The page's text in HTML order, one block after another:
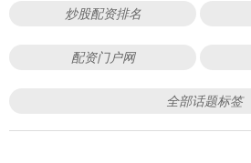
炒股配资排名
配资门户网
全部话题标签